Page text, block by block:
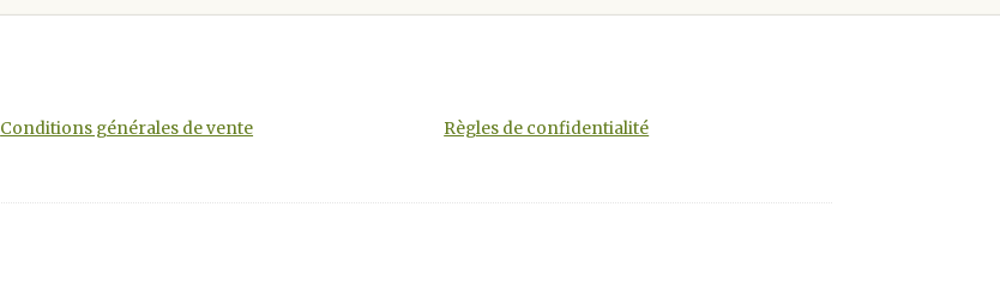
Conditions générales de vente Règles de confidentialité